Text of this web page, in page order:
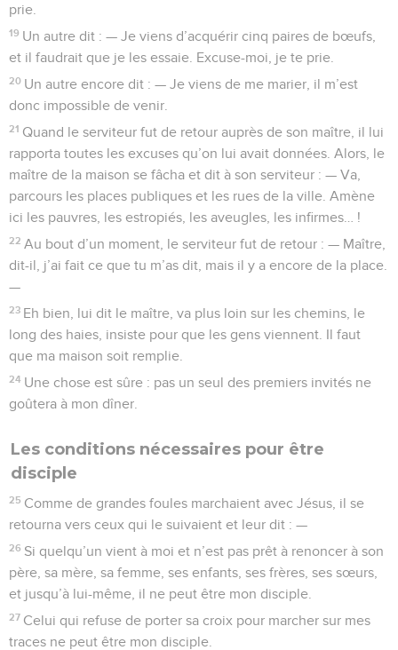
prie.
19 Un autre dit : — Je viens d’acquérir cinq paires de bœufs,
et il faudrait que je les essaie. Excuse-moi, je te prie.
20 Un autre encore dit : — Je viens de me marier, il m’est
donc impossible de venir.
21 Quand le serviteur fut de retour auprès de son maître, il lui
rapporta toutes les excuses qu’on lui avait données. Alors, le
maître de la maison se fâcha et dit à son serviteur : — Va,
parcours les places publiques et les rues de la ville. Amène
ici les pauvres, les estropiés, les aveugles, les infirmes… !
22 Au bout d’un moment, le serviteur fut de retour : — Maître,
dit-il, j’ai fait ce que tu m’as dit, mais il y a encore de la place.
—
23 Eh bien, lui dit le maître, va plus loin sur les chemins, le
long des haies, insiste pour que les gens viennent. Il faut
que ma maison soit remplie.
24 Une chose est sûre : pas un seul des premiers invités ne
goûtera à mon dîner.
Les conditions nécessaires pour être
disciple
25 Comme de grandes foules marchaient avec Jésus, il se
retourna vers ceux qui le suivaient et leur dit : —
26 Si quelqu’un vient à moi et n’est pas prêt à renoncer à son
père, sa mère, sa femme, ses enfants, ses frères, ses sœurs,
et jusqu’à lui-même, il ne peut être mon disciple.
27 Celui qui refuse de porter sa croix pour marcher sur mes
traces ne peut être mon disciple.